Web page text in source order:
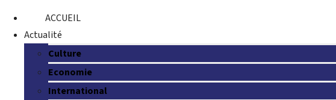
ACCUEIL
Actualité
Culture
Economie
International